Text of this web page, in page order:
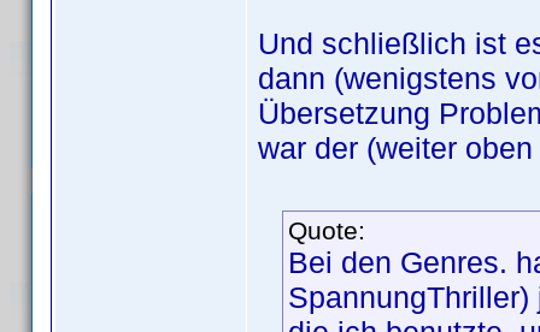
Und schließlich ist
dann (wenigstens
Übersetzung
war der (weiter
Quote:
Bei den Genres.